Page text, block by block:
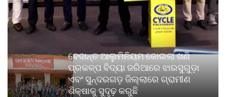
ବେଦାନ୍ତ ଆଲୁମିନିୟମ କୋଇଲା ଖଣି
ପ୍ରକଳ୍ପ ବିଦ୍ୟା ଜରିଆରେ ଝାରସୁଗୁଡ଼ା
ଏବଂ ସୁନ୍ଦରଗଡ଼ ଜିଲ୍ଲାରେ ଗ୍ରାମୀଣ
ଶିକ୍ଷାକୁ ସୁଦୃଢ଼ କରୁଛି